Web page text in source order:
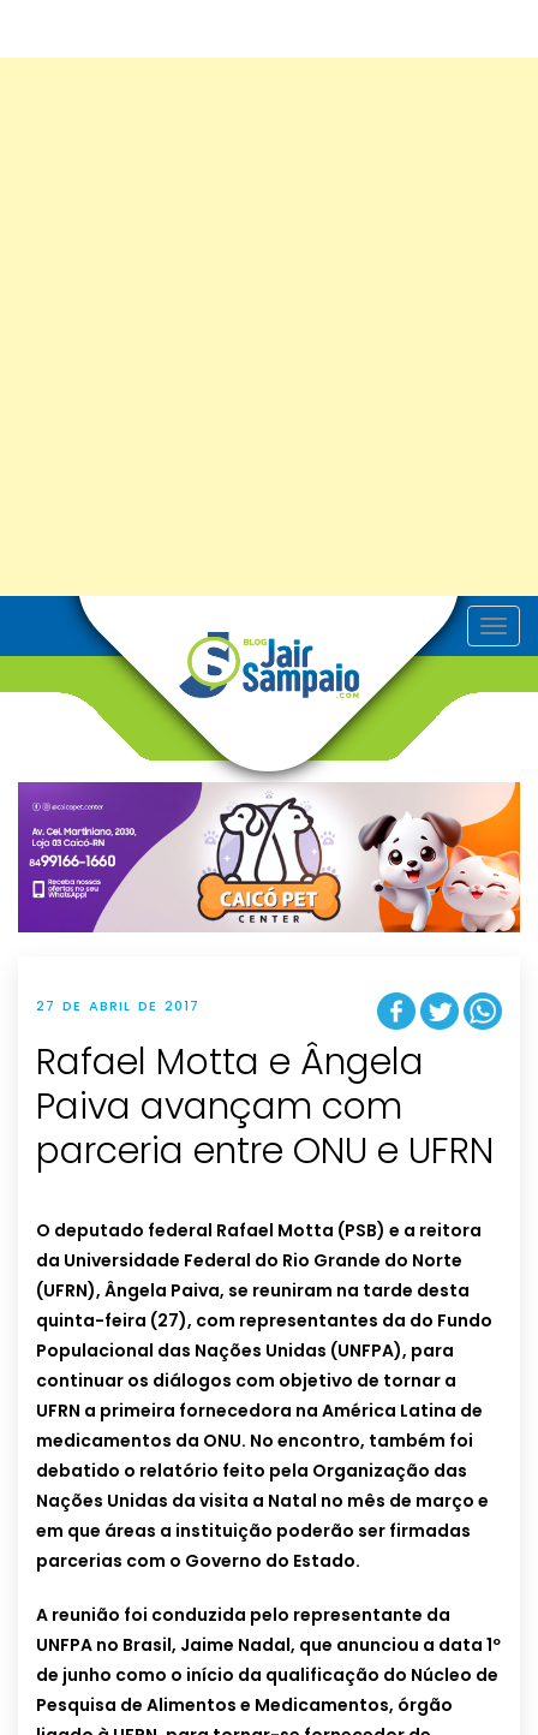
T
o
v
g
t
i
o
n
27 DE ABRIL DE 2017
Rafael Motta e Ângela
Paiva avançam com
parceria entre ONU e UFRN
O deputado federal Rafael Motta (PSB) e a reitora
da Universidade Federal do Rio Grande do Norte
(UFRN), Ângela Paiva, se reuniram na tarde desta
quinta-feira (27), com representantes da do Fundo
Populacional das Nações Unidas (UNFPA), para
continuar os diálogos com objetivo de tornar a
UFRN a primeira fornecedora na América Latina de
medicamentos da ONU. No encontro, também foi
debatido o relatório feito pela Organização das
Nações Unidas da visita a Natal no mês de março e
em que áreas a instituição poderão ser firmadas
parcerias com o Governo do Estado.
A reunião foi conduzida pelo representante da
UNFPA no Brasil, Jaime Nadal, que anunciou a data 1º
de junho como o início da qualificação do Núcleo de
Pesquisa de Alimentos e Medicamentos, órgão